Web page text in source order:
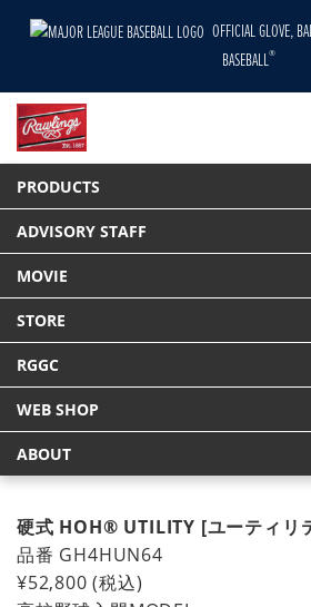
OFFICIAL GLOVE,
BASEBALL
®
PRODUCTS
ADVISORY STAFF
MOVIE
STORE
RGGC
WEB SHOP
ABOUT
HOME PRODUCTS
Tweet
硬式 HOH® UTILITY [ユーティリ
品番 GH4HUN64
¥52,800 (税込)